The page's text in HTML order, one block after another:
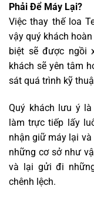
Phải Để Máy Lại?
Việc thay thế loa
vậy quý khách
biệt sẽ được ngồi
khách sẽ yên tâm
sát quá trình kỹ
Quý khách lưu ý
làm trực tiếp lấy
nhận giữ máy lại và
những cơ sở như
và lại gửi đi
chênh lệch.